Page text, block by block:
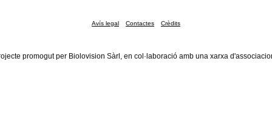
Avís legal Contactes Crèdits
promogut per Biolovision Sàrl, en col·laboració amb una xarxa